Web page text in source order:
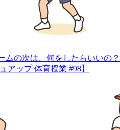
ムの次は、何をしたらいいの？
アップ 体育授業 #98】